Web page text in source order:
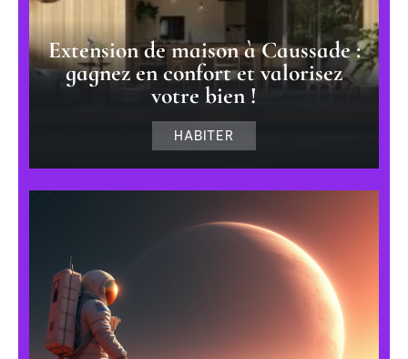
Extension de maison à Caussade :
gagnez en confort et valorisez
votre bien !
HABITER